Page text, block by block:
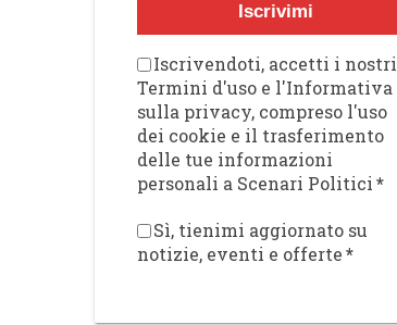
Iscrivimi
Iscrivendoti, accetti i nostri
Termini d'uso e l'Informativa
sulla privacy, compreso l'uso
dei cookie e il trasferimento
delle tue informazioni
personali a Scenari Politici*
Sì, tienimi aggiornato su
notizie, eventi e offerte*